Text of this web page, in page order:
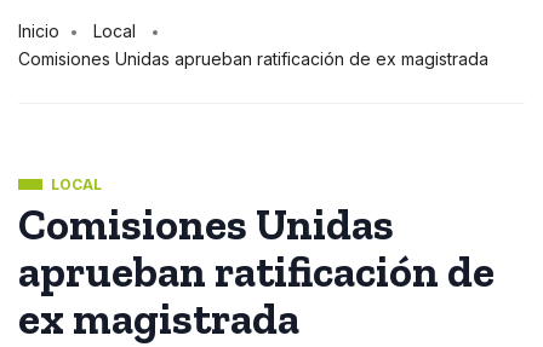
Inicio
Local
Comisiones Unidas aprueban ratificación de ex magistrada
LOCAL
Comisiones Unidas
aprueban ratificación de
ex magistrada